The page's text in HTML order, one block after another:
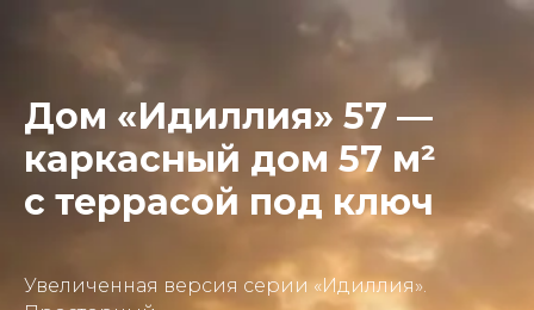
Дом «Идиллия» 57 —
каркасный дом 57 м²
с террасой под ключ
Увеличенная версия серии «Идиллия».